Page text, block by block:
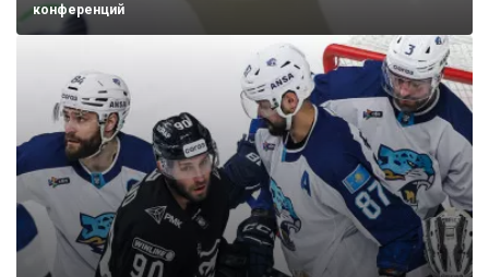
конференций